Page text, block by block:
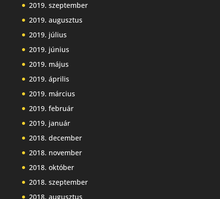
2019. szeptember
2019. augusztus
2019. július
2019. június
2019. május
2019. április
2019. március
2019. február
2019. január
2018. december
2018. november
2018. október
2018. szeptember
2018. augusztus